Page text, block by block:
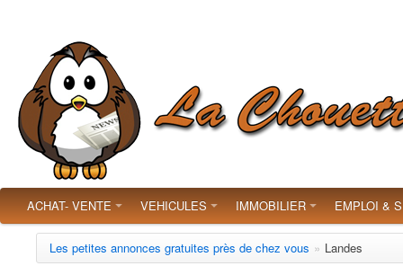
ACHAT- VENTE VEHICULES IMMOBILIER EMPLOI &
Les petites annonces gratuites près de chez vous » Landes